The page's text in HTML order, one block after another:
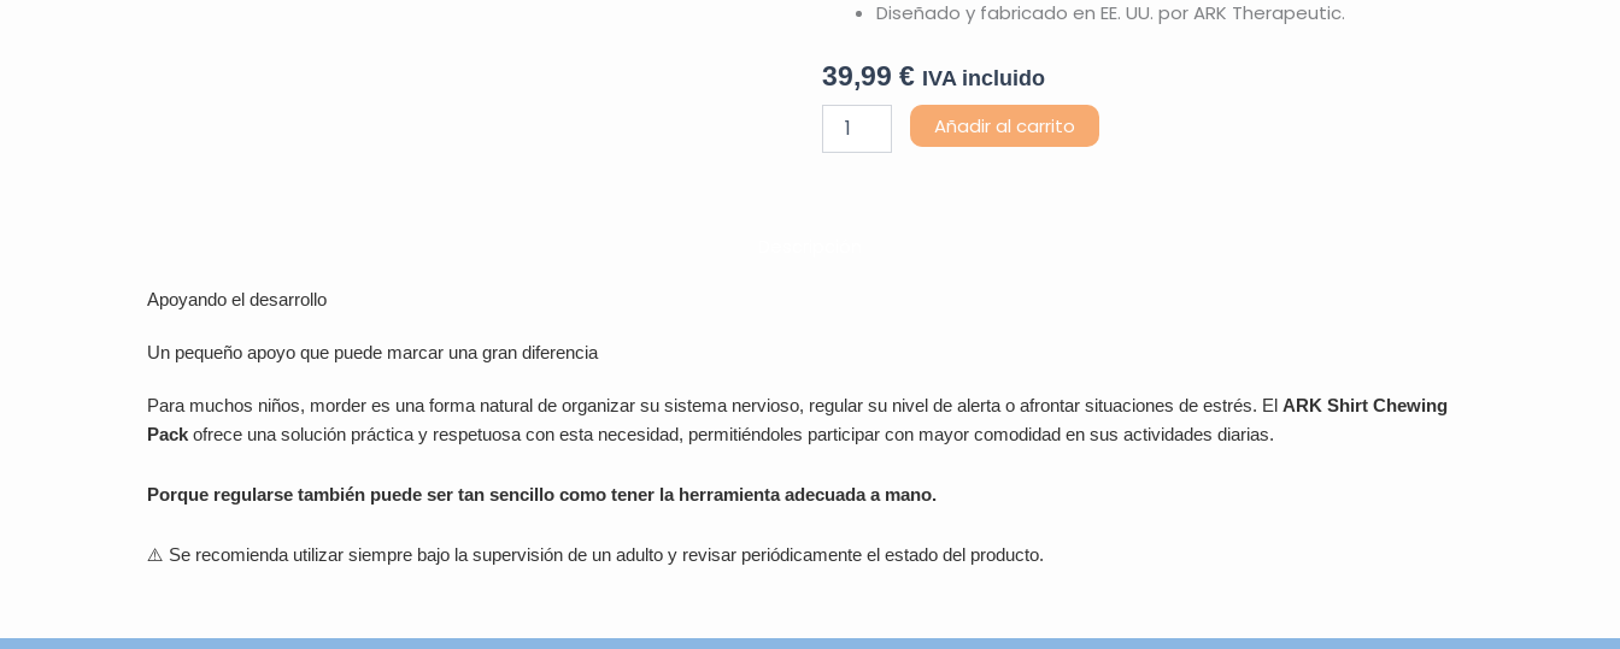
Diseñado y fabricado en EE. UU. por ARK Therapeutic.
39,99 € IVA incluido
Shirt
Añadir al carrito
Apoyando el desarrollo
Un pequeño apoyo que puede marcar una gran diferencia
Para muchos niños, morder es una forma natural de organizar su sistema nervioso, regular su nivel de alerta o afrontar situaciones de estrés. El ARK Shirt Chewing
Pack ofrece una solución práctica y respetuosa con esta necesidad, permitiéndoles participar con mayor comodidad en sus actividades diarias.
Porque regularse también puede ser tan sencillo como tener la herramienta adecuada a mano.
⚠️ Se recomienda utilizar siempre bajo la supervisión de un adulto y revisar periódicamente el estado del producto.